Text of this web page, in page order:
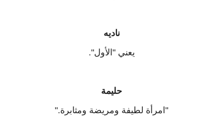
ناديه
يعني "الأول".
حليمة
"امرأة لطيفة ومريضة ومثابرة."